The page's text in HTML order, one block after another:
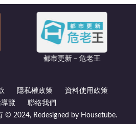
都市更新－危老王
隱私權政策
資料使用政策
覽
聯絡我們
© 2024, Redesigned by Housetube.